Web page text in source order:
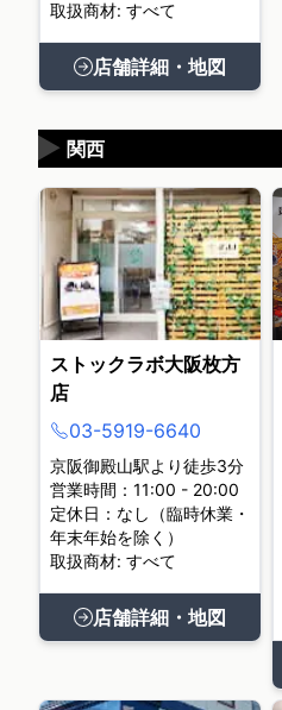
取扱商材: すべて
店舗詳細・地図
関西
▶
ストックラボ大阪枚方
店
03-5919-6640
京阪御殿山駅より徒歩3分
営業時間：11:00 - 20:00
定休日：なし（臨時休業・
年末年始を除く）
取扱商材: すべて
店舗詳細・地図